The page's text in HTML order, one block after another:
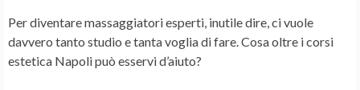
Per diventare massaggiatori esperti, inutile dire, ci vuole
davvero tanto studio e tanta voglia di fare. Cosa oltre i corsi
estetica Napoli può esservi d’aiuto?